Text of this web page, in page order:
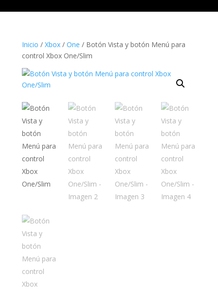
Inicio / Xbox/ One / Botón Vista y botón Menú para
control Xbox One/Slim